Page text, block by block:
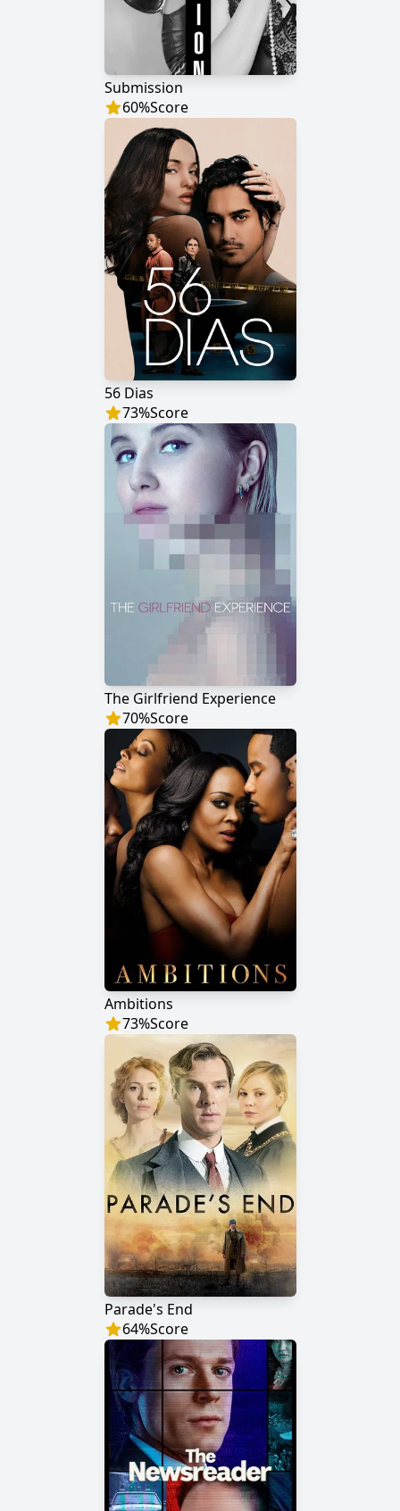
Submission
60%Score
56 Dias
73%Score
The Girlfriend Experience
70%Score
Ambitions
73%Score
Parade's End
64%Score